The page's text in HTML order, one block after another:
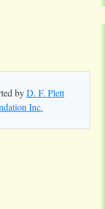
byD. F. Plett
Inc.